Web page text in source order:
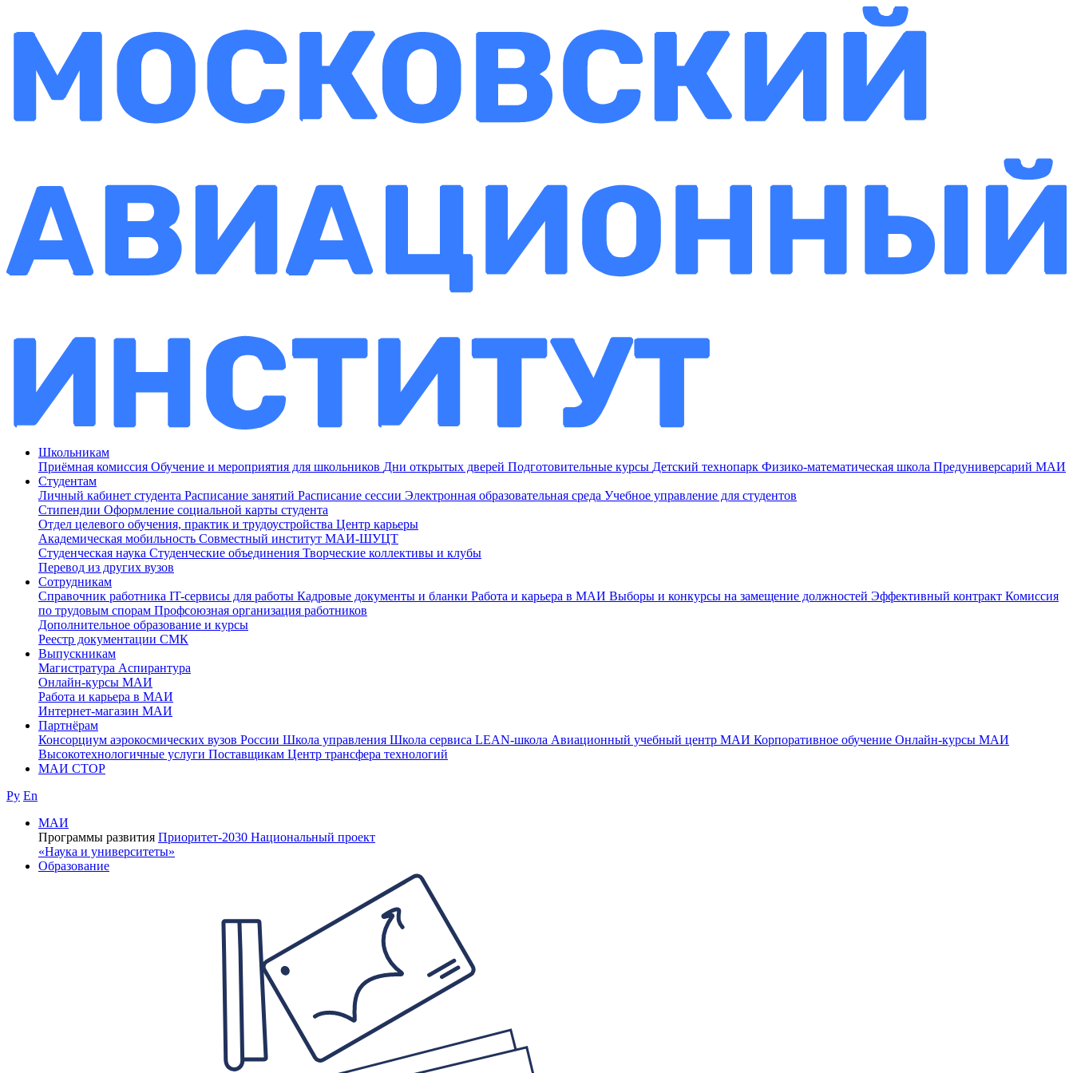
Школьникам
Приёмная комиссия Обучение и мероприятия для школьников Дни открытых дверей Подготовительные курсы Детский технопарк Физико-математическая школа Предуниверсарий МАИ
Студентам
Личный кабинет студента Расписание занятий Расписание сессии Электронная образовательная среда Учебное управление для студентов
Стипендии Оформление социальной карты студента
Отдел целевого обучения, практик и трудоустройства Центр карьеры
Академическая мобильность Совместный институт МАИ-ШУЦТ
Студенческая наука Студенческие объединения Творческие коллективы и клубы
Перевод из других вузов
Сотрудникам
Cправочник работника IT-сервисы для работы Кадровые документы и бланки Работа и карьера в МАИ Выборы и конкурсы на замещение должностей Эффективный контракт Комиссия
по трудовым спорам Профсоюзная организация работников
Дополнительное образование и курсы
Реестр документации СМК
Выпускникам
Магистратура Аспирантура
Онлайн-курсы МАИ
Работа и карьера в МАИ
Интернет-магазин МАИ
Партнёрам
Консорциум аэрокосмических вузов России Школа управления Школа сервиса LEAN-школа Авиационный учебный центр МАИ Корпоративное обучение Онлайн-курсы МАИ
Высокотехнологичные услуги Поставщикам Центр трансфера технологий
МАИ СТОР
Ру En
МАИ
Программы развития Приоритет-2030 Национальный проект
«Наука и университеты»
Образование